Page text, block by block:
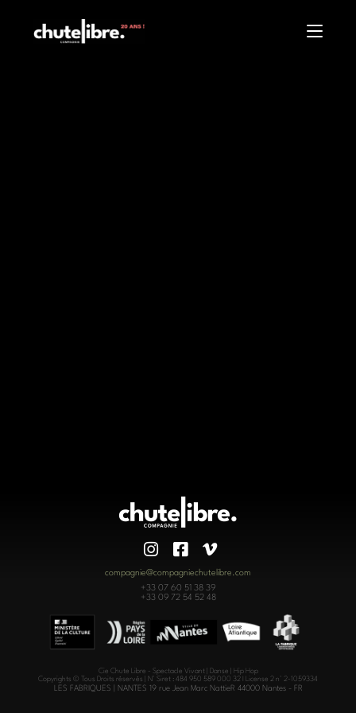
compagnie@compagniechutelibre.com
+33 07 60 51 38 39
+33 09 72 54 52 48
Cie Chute Libre - Spectacle Vivant | Danse | Hip Hop
Copyrights © Tous Droits réservés | N° Siret : 484 950 589 000 32 I License 2 n° 2-1059334
LES FABRIQUES | NANTES 19 rue Jean Marc NattieR 44000 Nantes - FR